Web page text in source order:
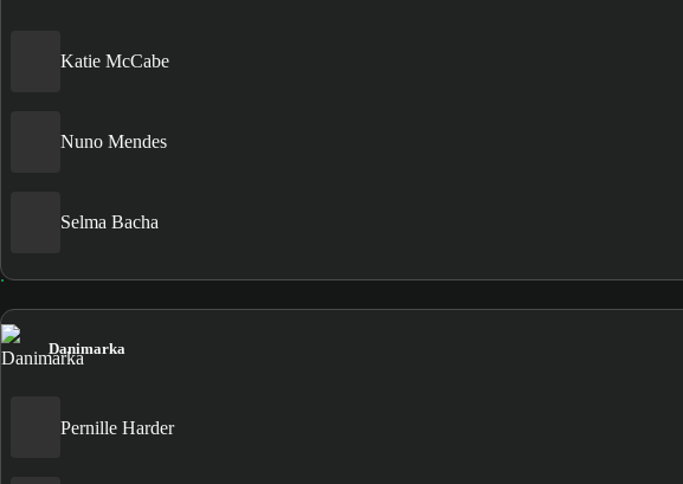
Katie McCabe
Nuno Mendes
Selma Bacha
Danimarka
Pernille Harder